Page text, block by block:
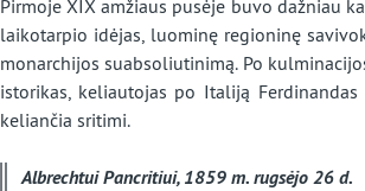
kraštą
Pirmoje XIX amžiaus pusėje buvo dažniau
laikotarpio idėjas, luominę regioninę
monarchijos suabsoliutinimą. Po
istorikas, keliautojas po Italiją
keliančia sritimi.
Albrechtui Pancritiui, 1859 m. rugsėjo 26 d.